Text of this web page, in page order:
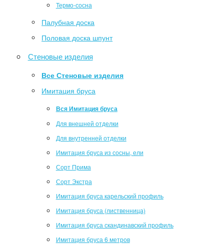
Термо-сосна
Палубная доска
Половая доска шпунт
Стеновые изделия
Все Стеновые изделия
Имитация бруса
Вся Имитация бруса
Для внешней отделки
Для внутренней отделки
Имитация бруса из сосны, ели
Сорт Прима
Сорт Экстра
Имитация бруса карельский профиль
Имитация бруса (лиственница)
Имитация бруса скандинавский профиль
Имитация бруса 6 метров